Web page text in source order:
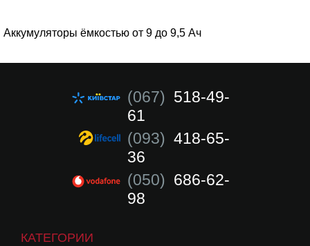
Аккумуляторы ёмкостью от 9 до 9,5 Ач
(067) 518-49-
61
(093) 418-65-
36
(050) 686-62-
98
КАТЕГОРИИ